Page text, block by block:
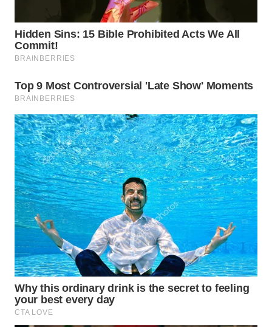
WN
TAPANULI
UTARA
WN
WN
PADANG
LAWAS
WN
SUMEDANG
WN
CIANJUR
WN
KEPULAUAN
SERIBU